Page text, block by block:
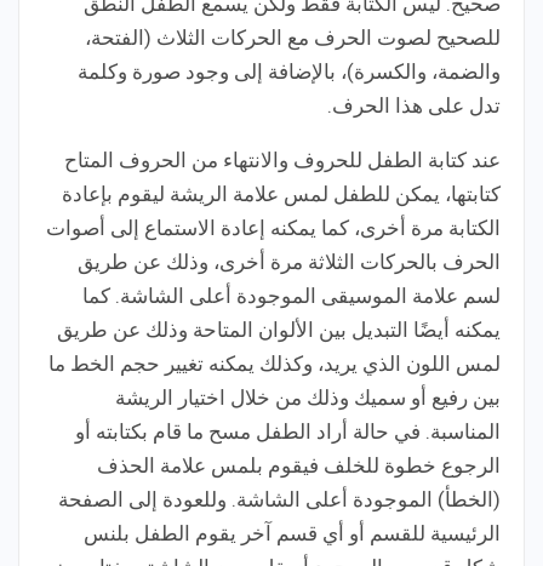
للصحيح لصوت الحرف مع الحركات الثلاث (الفتحة،
والضمة، والكسرة)، بالإضافة إلى وجود صورة وكلمة
تدل على هذا الحرف.
عند كتابة الطفل للحروف والانتهاء من الحروف المتاح
كتابتها، يمكن للطفل لمس علامة الريشة ليقوم بإعادة
الكتابة مرة أخرى، كما يمكنه إعادة الاستماع إلى أصوات
الحرف بالحركات الثلاثة مرة أخرى، وذلك عن طريق
لسم علامة الموسيقى الموجودة أعلى الشاشة. كما
يمكنه أيضًا التبديل بين الألوان المتاحة وذلك عن طريق
لمس اللون الذي يريد، وكذلك يمكنه تغيير حجم الخط ما
بين رفيع أو سميك وذلك من خلال اختيار الريشة
المناسبة. في حالة أراد الطفل مسح ما قام بكتابته أو
الرجوع خطوة للخلف فيقوم بلمس علامة الحذف
(الخطأ) الموجودة أعلى الشاشة. وللعودة إلى الصفحة
الرئيسية للقسم أو أي قسم آخر يقوم الطفل بلنس